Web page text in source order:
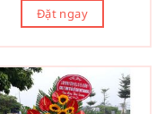
Đặt ngay